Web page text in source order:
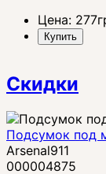
Цена: 277
Купить
Скидки
Подсумок под
Arsenal911
000004875